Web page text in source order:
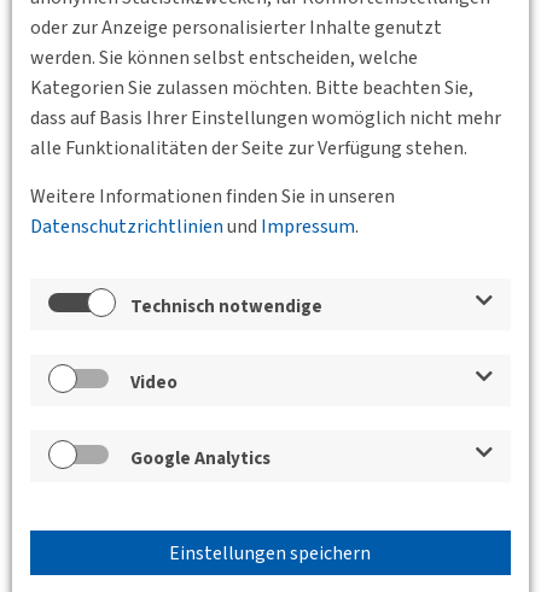
oder zur Anzeige personalisierter Inhalte genutzt
werden. Sie können selbst entscheiden, welche
Kategorien Sie zulassen möchten. Bitte beachten Sie,
dass auf Basis Ihrer Einstellungen womöglich nicht mehr
alle Funktionalitäten der Seite zur Verfügung stehen.
Weitere Informationen finden Sie in unseren
Datenschutzrichtlinienund Impressum.
Technisch notwendige
Video
Google Analytics
Einstellungen speichern
10.09.2026 17:00
freiRaum Ottensen: Innovative
Stadtteil
zu gestalten und die Aufenthaltsqualität im Stadtteil zu
erhöhen.…